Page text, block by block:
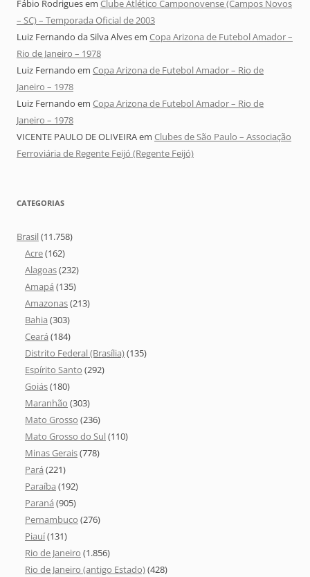
Fábio Rodriguesem Clube Atlético Camponovense (Campos Novos
– SC) – Temporada Oficial de 2003
Luiz Fernando da Silva Alvesem Copa Arizona de Futebol Amador –
Rio de Janeiro – 1978
Luiz Fernando em Copa Arizona de Futebol Amador – Rio de
Janeiro – 1978
Luiz Fernando em Copa Arizona de Futebol Amador – Rio de
Janeiro – 1978
VICENTE PAULO DE OLIVEIRAem Clubes de São Paulo – Associação
Ferroviária de Regente Feijó (Regente Feijó)
CATEGORIAS
Brasil(11.758)
Acre(162)
Alagoas(232)
Amapá (135)
Amazonas(213)
Bahia (303)
Ceará (184)
Distrito Federal (Brasília)(135)
Espírito Santo (292)
Goiás(180)
Maranhão (303)
Mato Grosso (236)
Mato Grosso do Sul(110)
Minas Gerais(778)
Pará (221)
Paraíba (192)
Paraná (905)
Pernambuco (276)
Piauí(131)
Rio de Janeiro (1.856)
Rio de Janeiro (antigo Estado)(428)